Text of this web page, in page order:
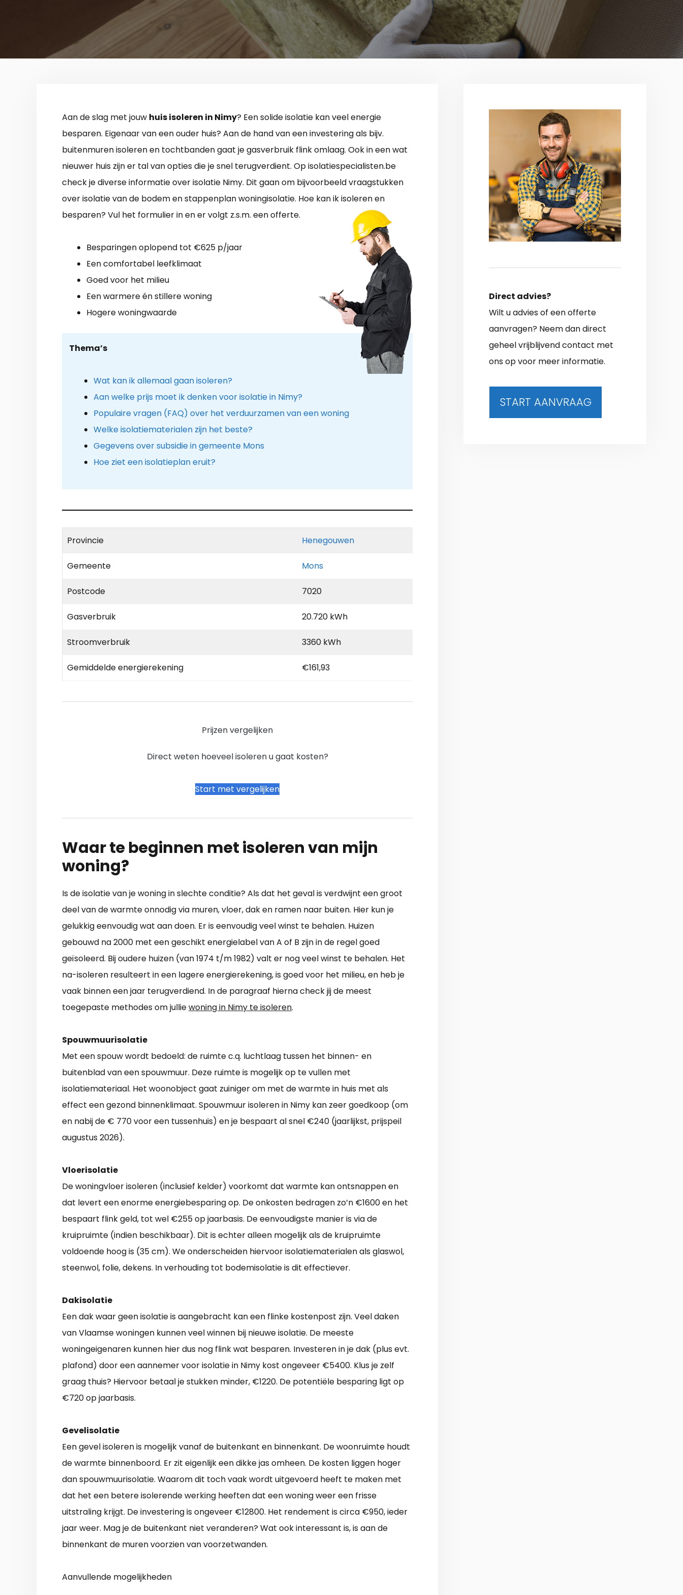
Aan de slag met jouw huis isoleren in Nimy? Een solide isolatie kan veel energie
besparen. Eigenaar van een ouder huis? Aan de hand van een investering als bijv.
buitenmuren isoleren en tochtbanden gaat je gasverbruik flink omlaag. Ook in een wat
nieuwer huis zijn er tal van opties die je snel terugverdient. Op isolatiespecialisten.be
check je diverse informatie over isolatie Nimy. Dit gaan om bijvoorbeeld vraagstukken
over isolatie van de bodem en stappenplan woningisolatie. Hoe kan ik isoleren en
besparen? Vul het formulier in en er volgt z.s.m. een offerte.
Besparingen oplopend tot €625 p/jaar
Een comfortabel leefklimaat
Goed voor het milieu
Een warmere én stillere woning
Hogere woningwaarde
Thema’s
Wat kan ik allemaal gaan isoleren?
Aan welke prijs moet ik denken voor isolatie in Nimy?
Populaire vragen (FAQ) over het verduurzamen van een woning
Welke isolatiematerialen zijn het beste?
Gegevens over subsidie in gemeente Mons
Hoe ziet een isolatieplan eruit?
Provincie Henegouwen
Gemeente Mons
Postcode 7020
Gasverbruik 20.720 kWh
Stroomverbruik 3360 kWh
Gemiddelde energierekening €161,93
Prijzen vergelijken
Direct weten hoeveel isoleren u gaat kosten?
Start met vergelijken
Waar te beginnen met isoleren van mijn
woning?
Is de isolatie van je woning in slechte conditie? Als dat het geval is verdwijnt een groot
deel van de warmte onnodig via muren, vloer, dak en ramen naar buiten. Hier kun je
gelukkig eenvoudig wat aan doen. Er is eenvoudig veel winst te behalen. Huizen
gebouwd na 2000 met een geschikt energielabel van A of B zijn in de regel goed
geïsoleerd. Bij oudere huizen (van 1974 t/m 1982) valt er nog veel winst te behalen. Het
na-isoleren resulteert in een lagere energierekening, is goed voor het milieu, en heb je
vaak binnen een jaar terugverdiend. In de paragraaf hierna check jij de meest
toegepaste methodes om julliewoning in Nimy te isoleren.
Spouwmuurisolatie
Met een spouw wordt bedoeld: de ruimte c.q. luchtlaag tussen het binnen- en
buitenblad van een spouwmuur. Deze ruimte is mogelijk op te vullen met
isolatiemateriaal. Het woonobject gaat zuiniger om met de warmte in huis met als
effect een gezond binnenklimaat. Spouwmuur isoleren in Nimy kan zeer goedkoop (om
en nabij de € 770 voor een tussenhuis) en je bespaart al snel €240 (jaarlijkst, prijspeil
augustus 2026).
Vloerisolatie
De woningvloer isoleren (inclusief kelder) voorkomt dat warmte kan ontsnappen en
dat levert een enorme energiebesparing op. De onkosten bedragen zo’n €1600 en het
bespaart flink geld, tot wel €255 op jaarbasis. De eenvoudigste manier is via de
kruipruimte (indien beschikbaar). Dit is echter alleen mogelijk als de kruipruimte
voldoende hoog is (35 cm). We onderscheiden hiervoor isolatiematerialen als glaswol,
steenwol, folie, dekens. In verhouding tot bodemisolatie is dit effectiever.
Dakisolatie
Een dak waar geen isolatie is aangebracht kan een flinke kostenpost zijn. Veel daken
van Vlaamse woningen kunnen veel winnen bij nieuwe isolatie. De meeste
woningeigenaren kunnen hier dus nog flink wat besparen. Investeren in je dak (plus evt.
plafond) door een aannemer voor isolatie in Nimy kost ongeveer €5400. Klus je zelf
graag thuis? Hiervoor betaal je stukken minder, €1220. De potentiële besparing ligt op
€720 op jaarbasis.
Gevelisolatie
Een gevel isoleren is mogelijk vanaf de buitenkant en binnenkant. De woonruimte houdt
de warmte binnenboord. Er zit eigenlijk een dikke jas omheen. De kosten liggen hoger
dan spouwmuurisolatie. Waarom dit toch vaak wordt uitgevoerd heeft te maken met
dat het een betere isolerende werking heeften dat een woning weer een frisse
uitstraling krijgt. De investering is ongeveer €12800. Het rendement is circa €950, ieder
jaar weer. Mag je de buitenkant niet veranderen? Wat ook interessant is, is aan de
binnenkant de muren voorzien van voorzetwanden.
Aanvullende mogelijkheden
Direct advies?
Wilt u advies of een offerte
aanvragen? Neem dan direct
geheel vrijblijvend contact met
ons op voor meer informatie.
START AANVRAAG